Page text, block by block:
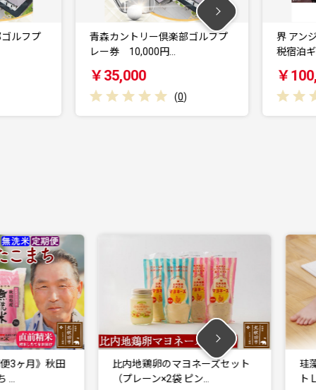
青森カントリー倶楽部ゴルフプ
レー券 10,000円…
￥35,000
0 )
界 アンジン / 界
税宿泊ギフト…
￥100,000
比内地鶏卵のマヨネーズセット
（プレーン×2袋 ピン…
珪藻土 なのらぼ
ト Lサイズ（バ